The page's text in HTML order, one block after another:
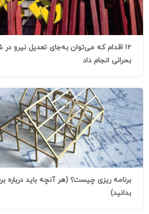
۱۲ اقدام که می‌توان به‌جای تعدیل نیرو در
بحرانی انجام داد
برنامه ریزی چیست؟ (هر آنچه باید درباره
بدانید)